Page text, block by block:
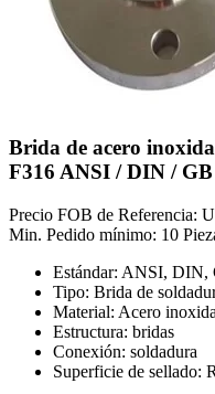
Brida de acero
F316 ANSI / DIN / GB
Precio FOB de Referencia:
Min. Pedido mínimo: 10
Estándar: ANSI, DIN,
Tipo: Brida de
Material: Acero
Estructura: bridas
Conexión: soldadura
Superficie de sellado: